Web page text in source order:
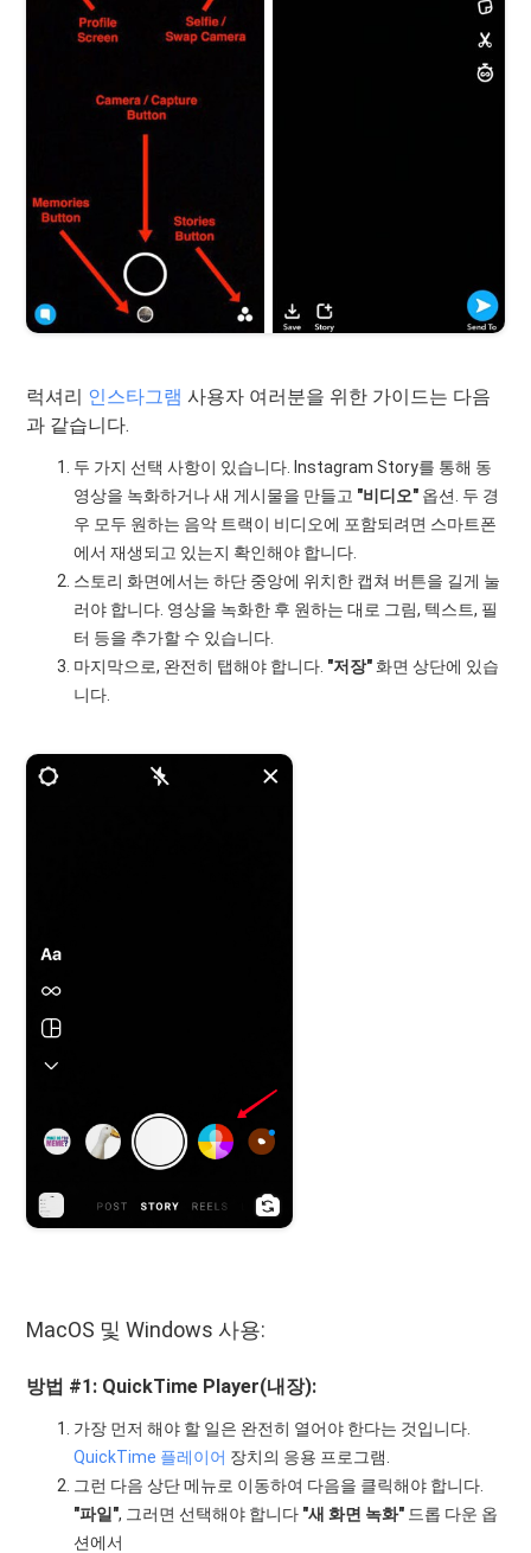
럭셔리 인스타그램 사용자 여러분을 위한 가이드는 다음
과 같습니다.
두 가지 선택 사항이 있습니다. Instagram Story를 통해 동
영상을 녹화하거나 새 게시물을 만들고 "비디오" 옵션. 두 경
우 모두 원하는 음악 트랙이 비디오에 포함되려면 스마트폰
에서 재생되고 있는지 확인해야 합니다.
스토리 화면에서는 하단 중앙에 위치한 캡쳐 버튼을 길게 눌
러야 합니다. 영상을 녹화한 후 원하는 대로 그림, 텍스트, 필
터 등을 추가할 수 있습니다.
마지막으로, 완전히 탭해야 합니다. "저장" 화면 상단에 있습
니다.
MacOS 및 Windows 사용:
방법 #1: QuickTime Player(내장):
가장 먼저 해야 할 일은 완전히 열어야 한다는 것입니다.
QuickTime 플레이어 장치의 응용 프로그램.
그런 다음 상단 메뉴로 이동하여 다음을 클릭해야 합니다.
"파일", 그러면 선택해야 합니다 "새 화면 녹화" 드롭 다운 옵
션에서